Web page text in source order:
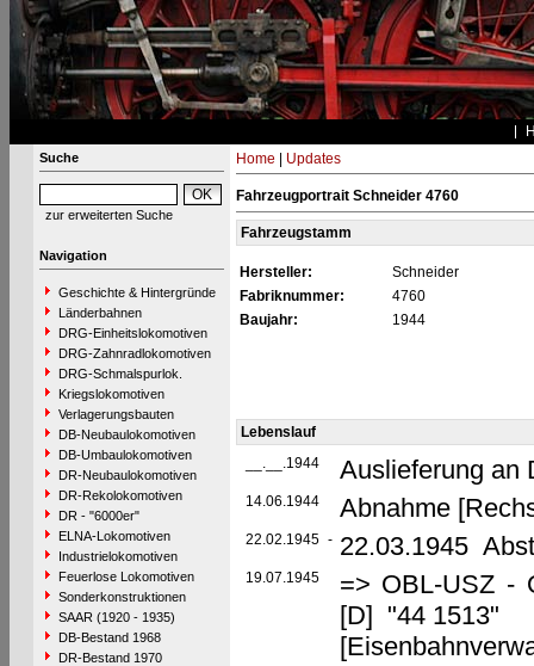
Suche
zur erweiterten Suche
Navigation
Geschichte & Hintergründe
Länderbahnen
DRG-Einheitslokomotiven
DRG-Zahnradlokomotiven
DRG-Schmalspurlok.
Kriegslokomotiven
Verlagerungsbauten
DB-Neubaulokomotiven
DB-Umbaulokomotiven
DR-Neubaulokomotiven
DR-Rekolokomotiven
DR - "6000er"
ELNA-Lokomotiven
Industrielokomotiven
Feuerlose Lokomotiven
Sonderkonstruktionen
SAAR (1920 - 1935)
DB-Bestand 1968
DR-Bestand 1970
Home Updates
Fahrzeugportrait Schneider 4760
Fahrzeugstamm
Hersteller:
Schneider
Fabriknummer:
4760
Baujahr:
1944
Lebenslauf
__.__.1944
Auslieferung an
14.06.1944 Abnahme
22.02.1945 - 22.03.1945
19.07.1945
=> OBL-USZ -
[D] "44 1513"